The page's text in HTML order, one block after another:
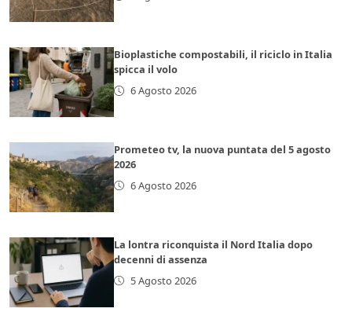
Bioplastiche compostabili, il riciclo in Italia
spicca il volo
6 Agosto 2026
Prometeo tv, la nuova puntata del 5 agosto
2026
6 Agosto 2026
La lontra riconquista il Nord Italia dopo
decenni di assenza
5 Agosto 2026